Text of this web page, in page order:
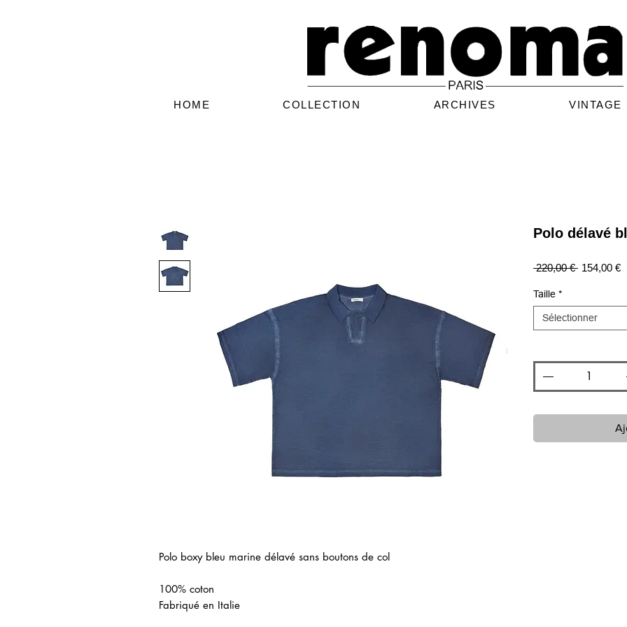
HOME COLLECTION ARCHIVES VINTAGE
Polo boxy bleu marine délavé sans boutons de col
100% coton
Fabriqué en Italie
Polo délavé
220,00 € Prix
154,00 €
Taille *
Sélectionner